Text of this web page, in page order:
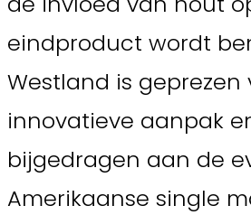
eindproduct wordt
Westland is geprezen
innovatieve aanpak
bijgedragen aan de
Amerikaanse single